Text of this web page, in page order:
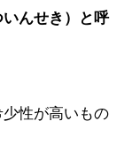
んせき）と呼
性が高いもの